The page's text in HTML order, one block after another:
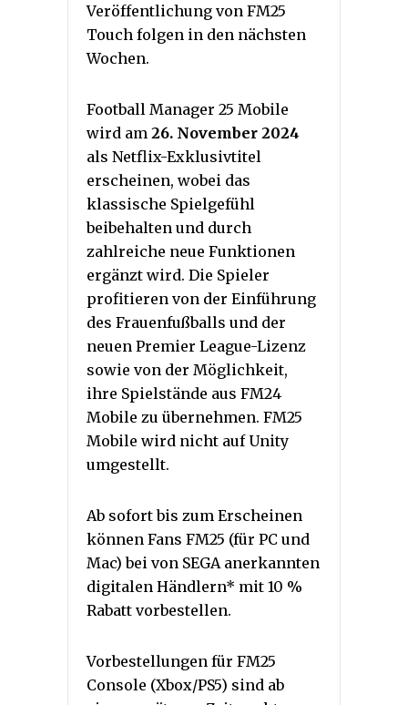
Veröffentlichung von FM25
Touch folgen in den nächsten
Wochen.
Football Manager 25 Mobile
wird am 26. November 2024
als Netflix-Exklusivtitel
erscheinen, wobei das
klassische Spielgefühl
beibehalten und durch
zahlreiche neue Funktionen
ergänzt wird. Die Spieler
profitieren von der Einführung
des Frauenfußballs und der
neuen Premier League-Lizenz
sowie von der Möglichkeit,
ihre Spielstände aus FM24
Mobile zu übernehmen. FM25
Mobile wird nicht auf Unity
umgestellt.
Ab sofort bis zum Erscheinen
können Fans FM25 (für PC und
Mac) bei von SEGA anerkannten
digitalen Händlern* mit 10 %
Rabatt vorbestellen.
Vorbestellungen für FM25
Console (Xbox/PS5) sind ab